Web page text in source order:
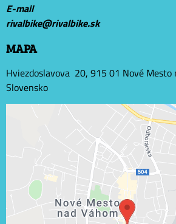
E-mail
rivalbike@rivalbike.sk
MAPA
Hviezdoslavova 20, 915 01 Nové Mesto
Slovensko
Externý obsah je blokovaný
Prajete si načítať externý